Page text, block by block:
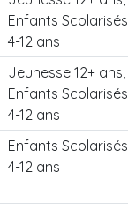
Enfants Scolarisés
4-12 ans
Jeunesse 12+ ans,
Enfants Scolarisés
4-12 ans
Enfants Scolarisés
4-12 ans